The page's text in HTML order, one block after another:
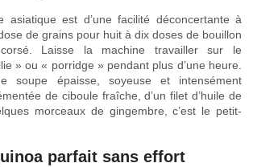
asiatique est d’une facilité déconcertante à
de grains pour huit à dix doses de bouillon
Laisse la machine travailler sur le
» ou « porridge » pendant plus d’une heure.
soupe épaisse, soyeuse et intensément
de ciboule fraîche, d’un filet d’huile de
morceaux de gingembre, c’est le petit-
parfait sans effort